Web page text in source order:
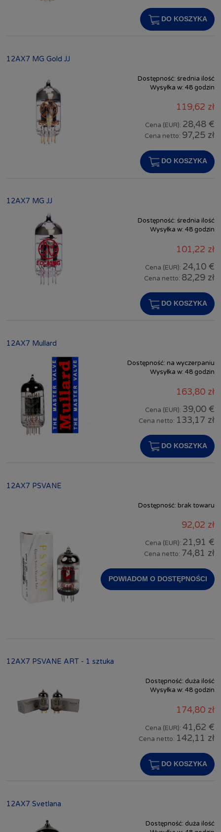
DO KOSZYKA
12AX7 MG Gold JJ
Dostępność: średnia ilość
Wysyłka w: 48 godzin
119,62 zł
Cena (EUR): 28,48 €
Cena netto: 97,25 zł
DO KOSZYKA
12AX7 MG JJ
Dostępność: średnia ilość
Wysyłka w: 48 godzin
101,22 zł
Cena (EUR): 24,10 €
Cena netto: 82,29 zł
DO KOSZYKA
12AX7 Mullard
Dostępność: na wyczerpaniu
Wysyłka w: 48 godzin
163,80 zł
Cena (EUR): 39,00 €
Cena netto: 133,17 zł
DO KOSZYKA
12AX7 PSVANE
Dostępność: brak towaru
92,02 zł
Cena (EUR): 21,91 €
Cena netto: 74,81 zł
POWIADOM O DOSTĘPNOŚCI
12AX7 PSVANE ART - 1 sztuka
Dostępność: duża ilość
Wysyłka w: 48 godzin
174,80 zł
Cena (EUR): 41,62 €
Cena netto: 142,11 zł
DO KOSZYKA
12AX7 Svetlana
Dostępność: duża ilość